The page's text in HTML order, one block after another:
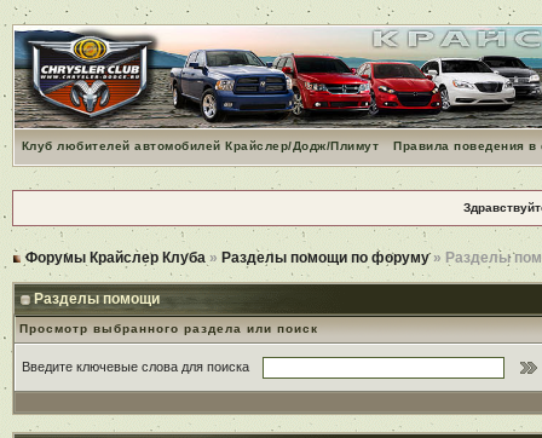
Клуб любителей автомобилей Крайслер/Додж/Плимут Правила поведения
Форумы Крайслер Клуба » Разделы помощи по форуму» Разделы
Разделы помощи
Просмотр выбранного раздела или поиск
Введите ключевые слова для поиска